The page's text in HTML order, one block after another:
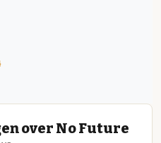
over No Future